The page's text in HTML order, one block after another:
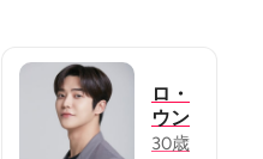
ロ・
ウン
30歳